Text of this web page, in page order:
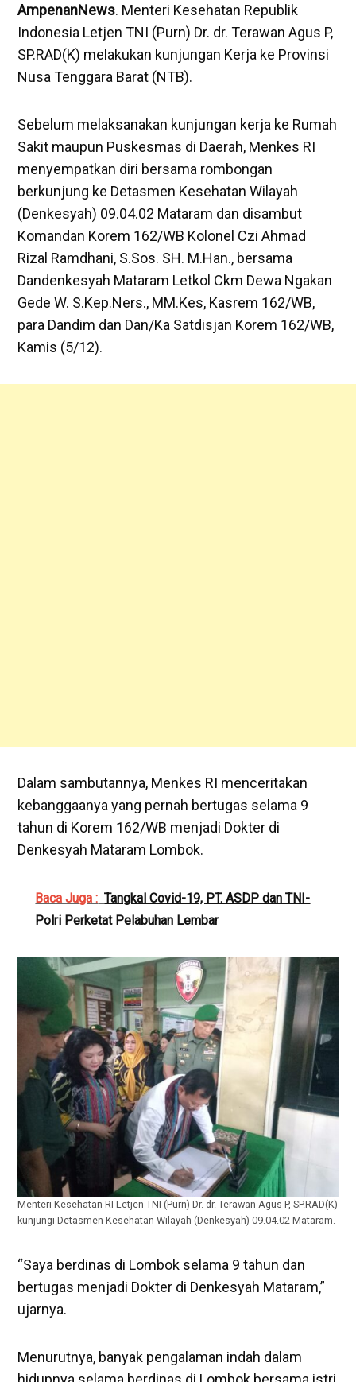
AmpenanNews. Menteri Kesehatan Republik
Indonesia Letjen TNI (Purn) Dr. dr. Terawan Agus P,
SP.RAD(K) melakukan kunjungan Kerja ke Provinsi
Nusa Tenggara Barat (NTB).
Sebelum melaksanakan kunjungan kerja ke Rumah
Sakit maupun Puskesmas di Daerah, Menkes RI
menyempatkan diri bersama rombongan
berkunjung ke Detasmen Kesehatan Wilayah
(Denkesyah) 09.04.02 Mataram dan disambut
Komandan Korem 162/WB Kolonel Czi Ahmad
Rizal Ramdhani, S.Sos. SH. M.Han., bersama
Dandenkesyah Mataram Letkol Ckm Dewa Ngakan
Gede W. S.Kep.Ners., MM.Kes, Kasrem 162/WB,
para Dandim dan Dan/Ka Satdisjan Korem 162/WB,
Kamis (5/12).
Dalam sambutannya, Menkes RI menceritakan
kebanggaanya yang pernah bertugas selama 9
tahun di Korem 162/WB menjadi Dokter di
Denkesyah Mataram Lombok.
Baca Juga : Tangkal Covid-19, PT. ASDP dan TNI-
Polri Perketat Pelabuhan Lembar
Menteri Kesehatan RI Letjen TNI (Purn) Dr. dr. Terawan Agus P, SP.RAD(K)
kunjungi Detasmen Kesehatan Wilayah (Denkesyah) 09.04.02 Mataram.
“Saya berdinas di Lombok selama 9 tahun dan
bertugas menjadi Dokter di Denkesyah Mataram,”
ujarnya.
Menurutnya, banyak pengalaman indah dalam